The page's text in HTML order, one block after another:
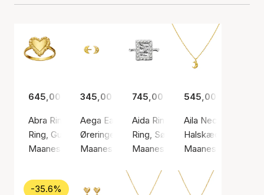
645,00 kr.
Abra Ring
Ring, Guld farve / Forgyldt sølv sterling 925
Maanesten
345,00 kr.
Aega Earsticks
Øreringe, Guld farve / Forgyldt sølv sterling
Maanesten
745,00 kr.
Aida Ring
Ring, Sølv farve / Sølv sterling
Maanesten
545,00 kr.
Aila Necklace
Halskæde, Guld
Maanesten
-35.6%